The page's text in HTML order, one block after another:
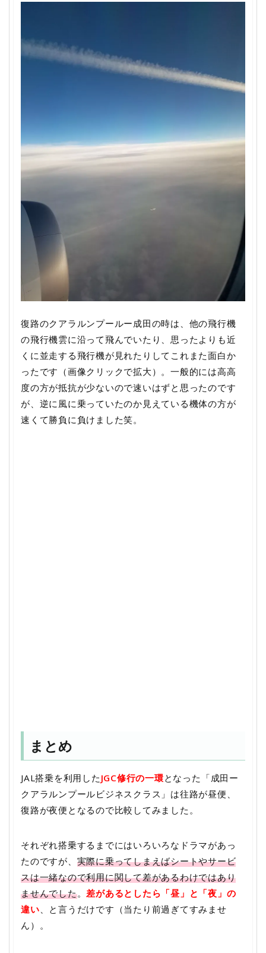
復路のクアラルンプールー成田の時は、他の飛行機
の飛行機雲に沿って飛んでいたり、思ったよりも近
くに並走する飛行機が見れたりしてこれまた面白か
ったです（画像クリックで拡大）。一般的には高高
度の方が抵抗が少ないので速いはずと思ったのです
が、逆に風に乗っていたのか見えている機体の方が
速くて勝負に負けました笑。
まとめ
JAL搭乗を利用した JGC修行の一環となった「成田ー
クアラルンプールビジネスクラス」は往路が昼便、
復路が夜便となるので比較してみました。
それぞれ搭乗するまでにはいろいろなドラマがあっ
たのですが、 実際に乗ってしまえばシートやサービ
スは一緒なので利用に関して差があるわけではあり
ませんでした。 差があるとしたら「昼」と「夜」の
違い 、と言うだけです（当たり前過ぎてすみませ
ん）。